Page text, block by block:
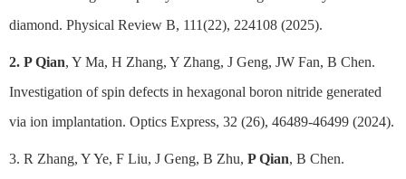
diamond. Physical Review B, 111(22), 224108 (2025).
2. P Qian, Y Ma, H Zhang, Y Zhang, J Geng, JW Fan, B Chen.
Investigation of spin defects in hexagonal boron nitride generated
via ion implantation. Optics Express, 32 (26), 46489-46499 (2024).
3. R Zhang, Y Ye, F Liu, J Geng, B Zhu, P Qian, B Chen.